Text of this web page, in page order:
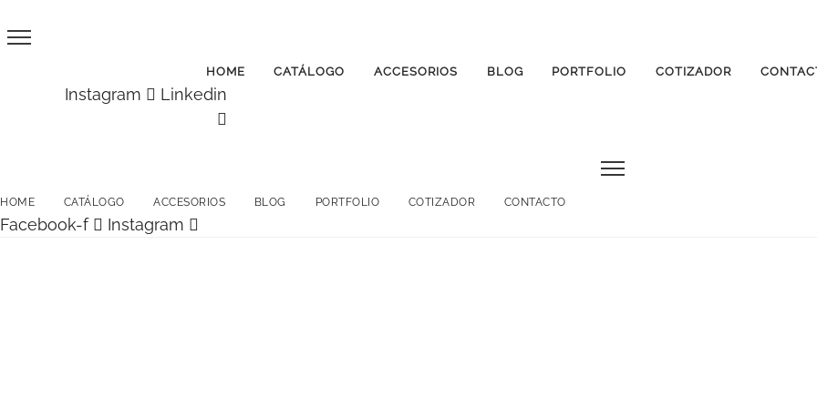
HOME CATÁLOGO ACCESORIOS BLOG PORTFOLIO COTIZADOR
Instagram Linkedin
HOME CATÁLOGO ACCESORIOS BLOG PORTFOLIO COTIZADOR CONTACTO
Facebook-f Instagram